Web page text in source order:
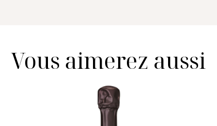
Vous aimerez aussi